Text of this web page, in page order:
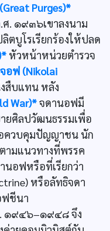
Purges)*
. ๑๙๓๖เขาลงนาม
ตบูโรเรียกร้องให้ปลด
หัวหน้าหน่วยตำรวจ
อฟ (Nikolai
สืบแทน หลัง
War)*จดานอฟมี
ยศิลปวัฒนธรรมเพื่อ
ควบคุมปัญญาชน นัก
ามแนวทางที่พรรค
นอฟหรือที่เรียกว่า
หรือลัทธิจดา
ฟชีนา
. ๑๙๔๖–๑๙๔๘ จึง